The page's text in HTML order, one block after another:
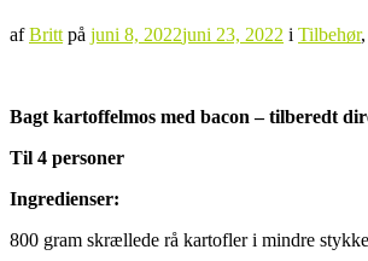
afBritt på juni 8, 2022juni 23, 2022 i Tilbehør,
Bagt kartoffelmos med bacon – tilberedt
Til 4 personer
Ingredienser:
800 gram skrællede rå kartofler i mindre